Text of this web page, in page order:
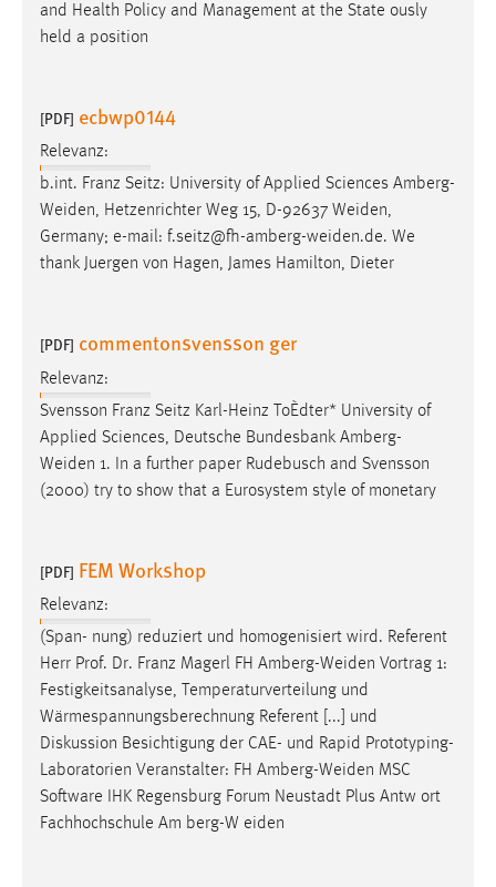
and Health Policy and Management at the State ously
held a position
[PDF] ecbwp0144
Relevanz:
b.int. Franz Seitz: University of Applied Sciences Amberg-
Weiden, Hetzenrichter Weg 15, D-92637 Weiden,
Germany; e-mail: f.seitz@fh-amberg-weiden.de. We
thank Juergen von Hagen, James Hamilton, Dieter
[PDF] commentonsvensson ger
Relevanz:
Svensson Franz Seitz Karl-Heinz ToÈdter* University of
Applied Sciences, Deutsche Bundesbank Amberg-
Weiden 1. In a further paper Rudebusch and Svensson
(2000) try to show that a Eurosystem style of monetary
[PDF] FEM Workshop
Relevanz:
(Span- nung) reduziert und homogenisiert wird. Referent
Herr Prof. Dr. Franz Magerl FH Amberg-Weiden Vortrag 1:
Festigkeitsanalyse, Temperaturverteilung und
Wärmespannungsberechnung Referent [...] und
Diskussion Besichtigung der CAE- und Rapid Prototyping-
Laboratorien Veranstalter: FH Amberg-Weiden MSC
Software IHK Regensburg Forum Neustadt Plus Antw ort
Fachhochschule Am berg-W eiden
Sprachpräferenz
Zweck:
Das Cookie speichert die gewählte Sprache der Website.
Cookie Laufzeit:
30 Tage
MibewSessionID, MIBEW_UserID, mibew_locale, mibew-
chat-frame-style-5e9dbeb1811c0446
Zweck:
Wird benötigt um die Chatfunktion nutzen zu können.
Cookie Laufzeit:
Login
Name:
fe_user, be_user, be_lastLoginProvider
Zweck:
Dieser Cookie ist notwendig um sich an der Website
einloggen zu können.
Cookie Laufzeit: